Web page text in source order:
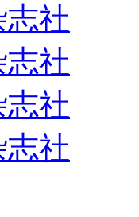
社
社
社
社